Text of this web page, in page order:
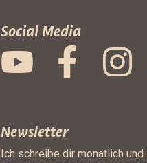
Social Media
Newsletter
Ich schreibe dir monatlich